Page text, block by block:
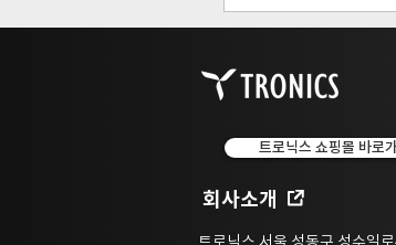
트로닉스 쇼핑몰 바로가
회사소개
트로닉스 서울 성동구 성수일